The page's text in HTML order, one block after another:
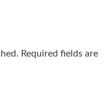
Required fields are